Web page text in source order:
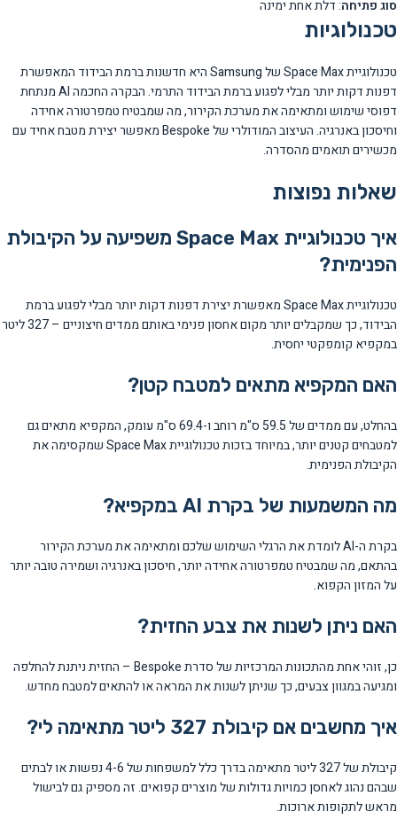
סוג פתיחה: דלת אחת ימינה
טכנולוגיות
טכנולוגיית Space Max של Samsung היא חדשנות ברמת הבידוד המאפשרת
דפנות דקות יותר מבלי לפגוע ברמת הבידוד התרמי. הבקרה החכמה AI מנתחת
דפוסי שימוש ומתאימה את מערכת הקירור, מה שמבטיח טמפרטורה אחידה
וחיסכון באנרגיה. העיצוב המודולרי של Bespoke מאפשר יצירת מטבח אחיד עם
מכשירים תואמים מהסדרה.
שאלות נפוצות
איך טכנולוגיית Space Max משפיעה על הקיבולת
הפנימית?
טכנולוגיית Space Max מאפשרת יצירת דפנות דקות יותר מבלי לפגוע ברמת
הבידוד, כך שמקבלים יותר מקום אחסון פנימי באותם ממדים חיצוניים – 327 ליטר
במקפיא קומפקטי יחסית.
האם המקפיא מתאים למטבח קטן?
בהחלט, עם ממדים של 59.5 ס"מ רוחב ו-69.4 ס"מ עומק, המקפיא מתאים גם
למטבחים קטנים יותר, במיוחד בזכות טכנולוגיית Space Max שמקסימה את
הקיבולת הפנימית.
מה המשמעות של בקרת AI במקפיא?
בקרת ה-AI לומדת את הרגלי השימוש שלכם ומתאימה את מערכת הקירור
בהתאם, מה שמבטיח טמפרטורה אחידה יותר, חיסכון באנרגיה ושמירה טובה יותר
על המזון הקפוא.
האם ניתן לשנות את צבע החזית?
כן, זוהי אחת מהתכונות המרכזיות של סדרת Bespoke – החזית ניתנת להחלפה
ומגיעה במגוון צבעים, כך שניתן לשנות את המראה או להתאים למטבח מחדש.
איך מחשבים אם קיבולת 327 ליטר מתאימה לי?
קיבולת של 327 ליטר מתאימה בדרך כלל למשפחות של 4-6 נפשות או לבתים
שבהם נהוג לאחסן כמויות גדולות של מוצרים קפואים. זה מספיק גם לבישול
מראש לתקופות ארוכות.